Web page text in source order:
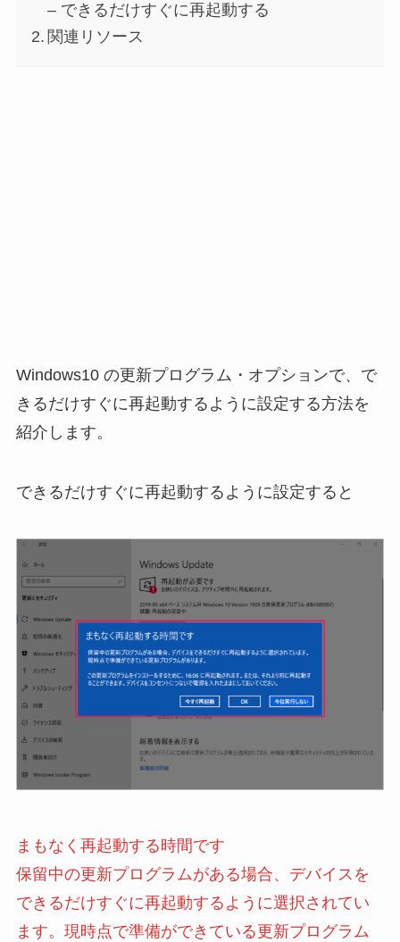
– できるだけすぐに再起動する
関連リソース
Windows10 の更新プログラム・オプションで、で
きるだけすぐに再起動するように設定する方法を
紹介します。
できるだけすぐに再起動するように設定すると
まもなく再起動する時間です
保留中の更新プログラムがある場合、デバイスを
できるだけすぐに再起動するように選択されてい
ます。現時点で準備ができている更新プログラム